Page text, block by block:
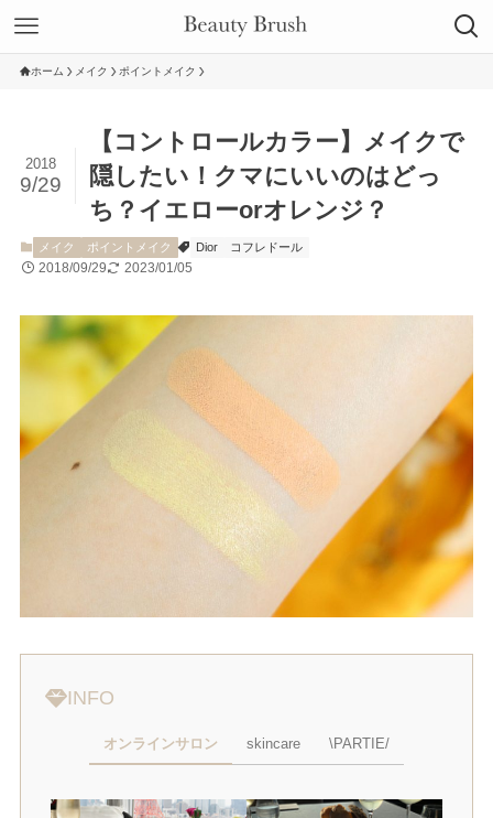
ホーム メイク ポイントメイク
【コントロールカラー】メイクで
隠したい！クマにいいのはどっ
ち？イエローorオレンジ？
2018
9/29
メイク ポイントメイク Dior コフレドール
2018/09/29 2023/01/05
INFO
オンラインサロン skincare \PARTIE/